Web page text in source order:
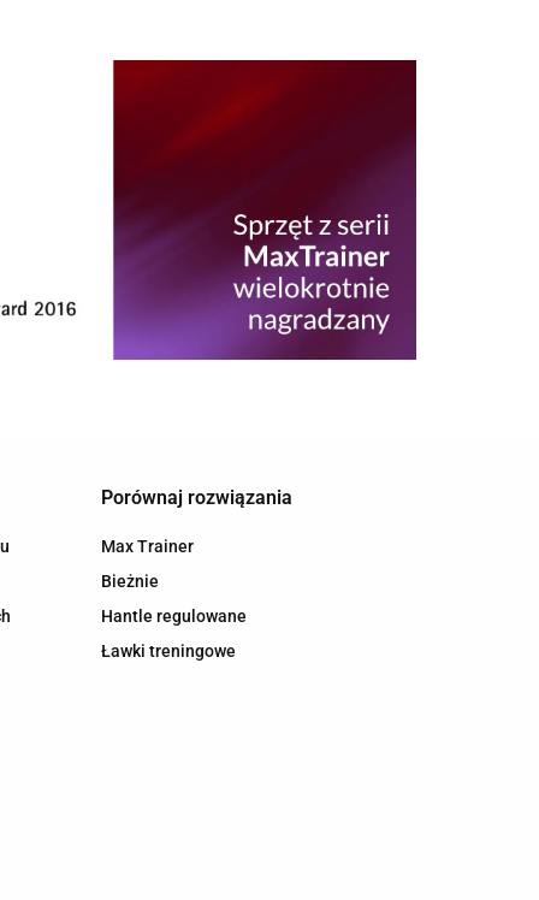
Porównaj rozwiązania
Max Trainer
Bieżnie
Hantle regulowane
Ławki treningowe